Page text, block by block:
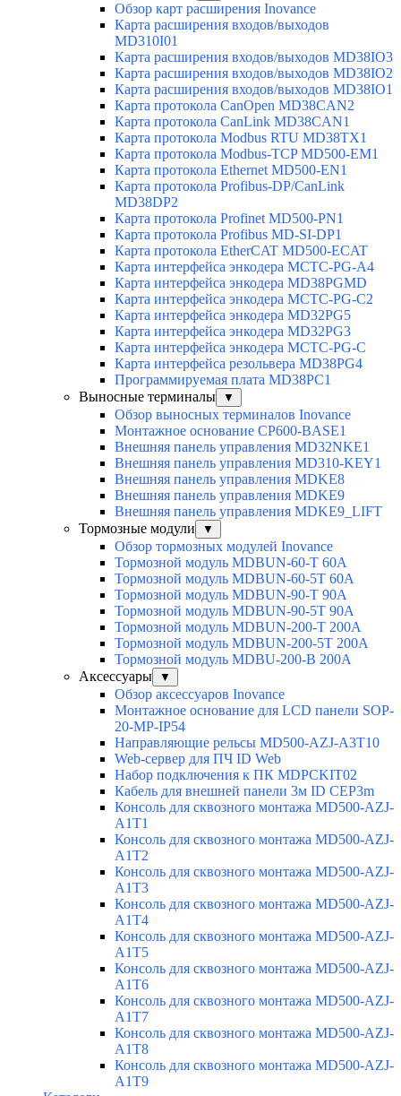
Обзор карт расширения Inovance
Карта расширения входов/выходов
MD310I01
Карта расширения входов/выходов MD38IO3
Карта расширения входов/выходов MD38IO2
Карта расширения входов/выходов MD38IO1
Карта протокола CanOpen MD38CAN2
Карта протокола CanLink MD38CAN1
Карта протокола Modbus RTU MD38TX1
Карта протокола Modbus-TCP MD500-EM1
Карта протокола Ethernet MD500-EN1
Карта протокола Profibus-DP/CanLink
MD38DP2
Карта протокола Profinet MD500-PN1
Карта протокола Profibus MD-SI-DP1
Карта протокола EtherCAT MD500-ECAT
Карта интерфейса энкодера MCTC-PG-A4
Карта интерфейса энкодера MD38PGMD
Карта интерфейса энкодера MCTC-PG-C2
Карта интерфейса энкодера MD32PG5
Карта интерфейса энкодера MD32PG3
Карта интерфейса энкодера MCTC-PG-C
Карта интерфейса резольвера MD38PG4
Программируемая плата MD38PC1
Выносные терминалы
▼
Обзор выносных терминалов Inovance
Монтажное основание CP600-BASE1
Внешняя панель управления MD32NKE1
Внешняя панель управления MD310-KEY1
Внешняя панель управления MDKE8
Внешняя панель управления MDKE9
Внешняя панель управления MDKE9_LIFT
Тормозные модули
▼
Обзор тормозных модулей Inovance
Тормозной модуль MDBUN-60-T 60A
Тормозной модуль MDBUN-60-5T 60A
Тормозной модуль MDBUN-90-T 90A
Тормозной модуль MDBUN-90-5T 90A
Тормозной модуль MDBUN-200-T 200A
Тормозной модуль MDBUN-200-5T 200A
Тормозной модуль MDBU-200-B 200A
Аксессуары
▼
Обзор аксессуаров Inovance
Монтажное основание для LCD панели SOP-
20-MP-IP54
Направляющие рельсы MD500-AZJ-A3T10
Web-сервер для ПЧ ID Web
Набор подключения к ПК MDPCKIT02
Кабель для внешней панели 3м ID CEP3m
Консоль для сквозного монтажа MD500-AZJ-
A1T1
Консоль для сквозного монтажа MD500-AZJ-
A1T2
Консоль для сквозного монтажа MD500-AZJ-
A1T3
Консоль для сквозного монтажа MD500-AZJ-
A1T4
Консоль для сквозного монтажа MD500-AZJ-
A1T5
Консоль для сквозного монтажа MD500-AZJ-
A1T6
Консоль для сквозного монтажа MD500-AZJ-
A1T7
Консоль для сквозного монтажа MD500-AZJ-
A1T8
Консоль для сквозного монтажа MD500-AZJ-
A1T9